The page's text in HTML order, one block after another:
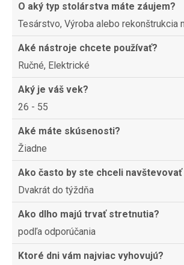
O aký typ stolárstva máte záujem?
Tesárstvo, Výroba alebo rekonštrukcia
Aké nástroje chcete používať?
Ručné, Elektrické
Aký je váš vek?
26 - 55
Aké máte skúsenosti?
Žiadne
Ako často by ste chceli navštevovať
Dvakrát do týždňa
Ako dlho majú trvať stretnutia?
podľa odporúčania
Ktoré dni vám najviac vyhovujú?